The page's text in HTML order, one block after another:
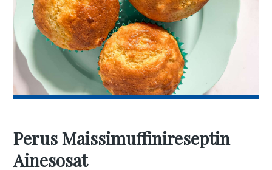
Perus Maissimuffinireseptin
Ainesosat